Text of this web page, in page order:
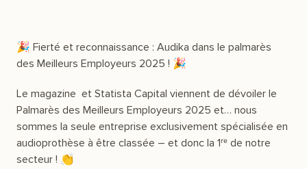
🎉 Fierté et reconnaissance : Audika dans le palmarès
des Meilleurs Employeurs 2025 ! 🎉
Le magazine et Statista Capital viennent de dévoiler le
Palmarès des Meilleurs Employeurs 2025 et… nous
sommes la seule entreprise exclusivement spécialisée en
audioprothèse à être classée – et donc la 1ʳᵉ de notre
secteur ! 👏